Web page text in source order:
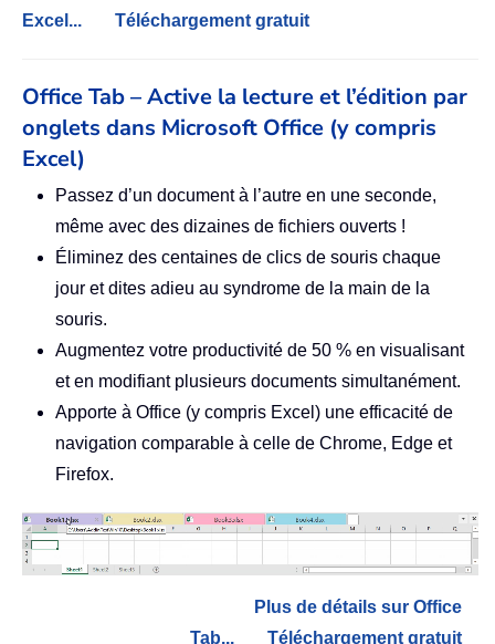
Excel...
Téléchargement gratuit
Office Tab – Active la lecture et l’édition par
onglets dans Microsoft Office (y compris
Excel)
Passez d’un document à l’autre en une seconde,
même avec des dizaines de fichiers ouverts !
Éliminez des centaines de clics de souris chaque
jour et dites adieu au syndrome de la main de la
souris.
Augmentez votre productivité de 50 % en visualisant
et en modifiant plusieurs documents simultanément.
Apporte à Office (y compris Excel) une efficacité de
navigation comparable à celle de Chrome, Edge et
Firefox.
Plus de détails sur Office
Tab...
Téléchargement gratuit